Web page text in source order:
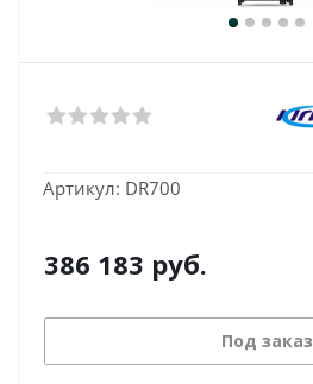
Артикул: DR700
386 183 руб.
Под заказ